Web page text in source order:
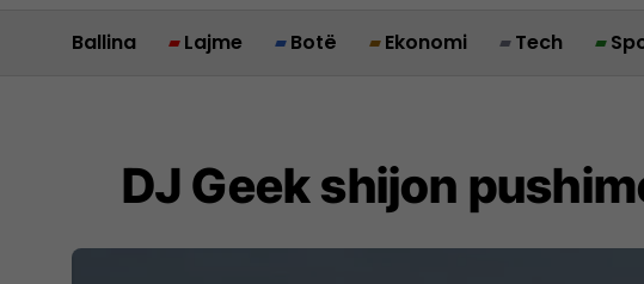
Ballina Lajme Botë Ekonomi Tech
DJ Geek shijon